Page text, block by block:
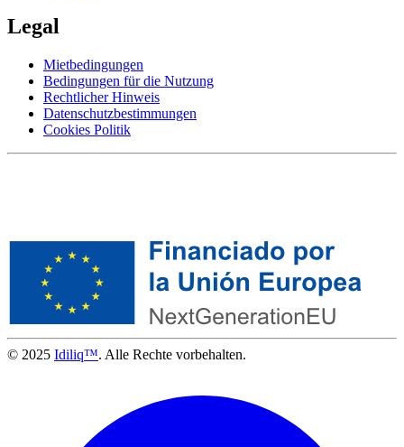
Legal
Mietbedingungen
Bedingungen für die Nutzung
Rechtlicher Hinweis
Datenschutzbestimmungen
Cookies Politik
© 2025 Idiliq™. Alle Rechte vorbehalten.